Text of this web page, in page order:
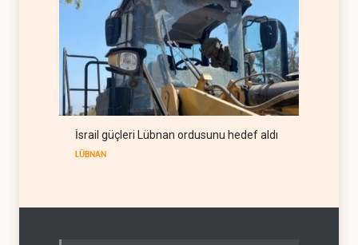
İsrail güçleri Lübnan ordusunu hedef aldı
LÜBNAN